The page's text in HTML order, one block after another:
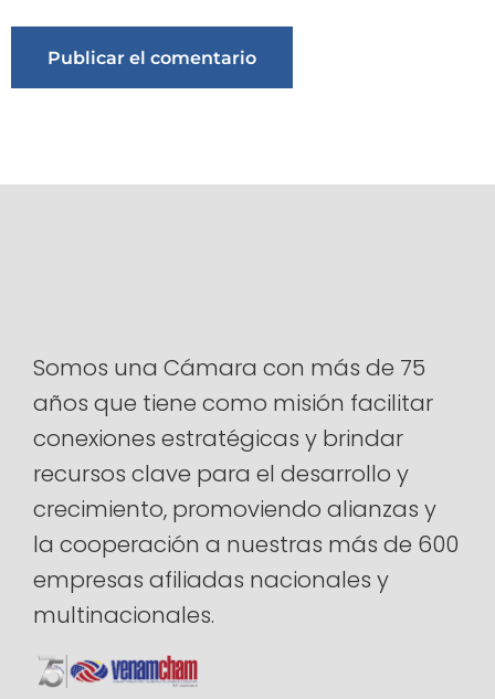
Somos una Cámara con más de 75
años que tiene como misión facilitar
conexiones estratégicas y brindar
recursos clave para el desarrollo y
crecimiento, promoviendo alianzas y
la cooperación a nuestras más de 600
empresas afiliadas nacionales y
multinacionales.